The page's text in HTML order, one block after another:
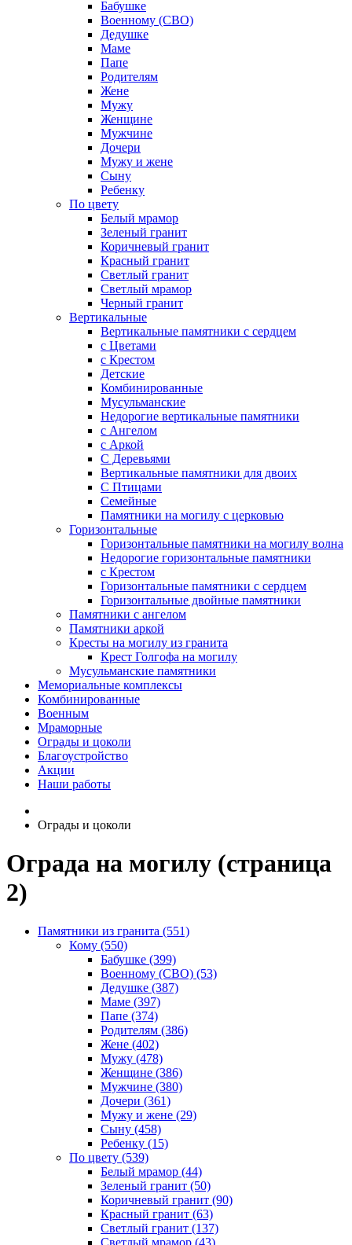
Бабушке
Военному (СВО)
Дедушке
Маме
Папе
Родителям
Жене
Мужу
Женщине
Мужчине
Дочери
Мужу и жене
Сыну
Ребенку
По цвету
Белый мрамор
Зеленый гранит
Коричневый гранит
Красный гранит
Светлый гранит
Светлый мрамор
Черный гранит
Вертикальные
Вертикальные памятники с сердцем
с Цветами
c Крестом
Детские
Комбинированные
Мусульманские
Недорогие вертикальные памятники
с Ангелом
с Аркой
С Деревьями
Вертикальные памятники для двоих
С Птицами
Семейные
Памятники на могилу с церковью
Горизонтальные
Горизонтальные памятники на могилу волна
Недорогие горизонтальные памятники
с Крестом
Горизонтальные памятники с сердцем
Горизонтальные двойные памятники
Памятники с ангелом
Памятники аркой
Кресты на могилу из гранита
Крест Голгофа на могилу
Мусульманские памятники
Мемориальные комплексы
Комбинированные
Военным
Мраморные
Ограды и цоколи
Благоустройство
Акции
Наши работы
Ограды и цоколи
Ограда на могилу (страница
2)
Памятники из гранита (551)
Кому (550)
Бабушке (399)
Военному (СВО) (53)
Дедушке (387)
Маме (397)
Папе (374)
Родителям (386)
Жене (402)
Мужу (478)
Женщине (386)
Мужчине (380)
Дочери (361)
Мужу и жене (29)
Сыну (458)
Ребенку (15)
По цвету (539)
Белый мрамор (44)
Зеленый гранит (50)
Коричневый гранит (90)
Красный гранит (63)
Светлый гранит (137)
Светлый мрамор (43)